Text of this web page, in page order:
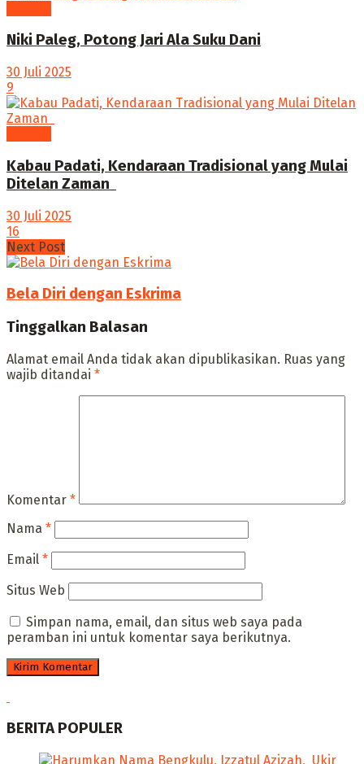
Niki Paleg, Potong Jari Ala Suku Dani
30 Juli 2025
9
Kabau Padati, Kendaraan Tradisional yang Mulai
Ditelan Zaman ‎
30 Juli 2025
16
Next Post
Bela Diri dengan Eskrima
Tinggalkan Balasan
Alamat email Anda tidak akan dipublikasikan. Ruas yang
wajib ditandai *
Komentar *
Nama *
Email *
Situs Web
Simpan nama, email, dan situs web saya pada
peramban ini untuk komentar saya berikutnya.
BERITA POPULER